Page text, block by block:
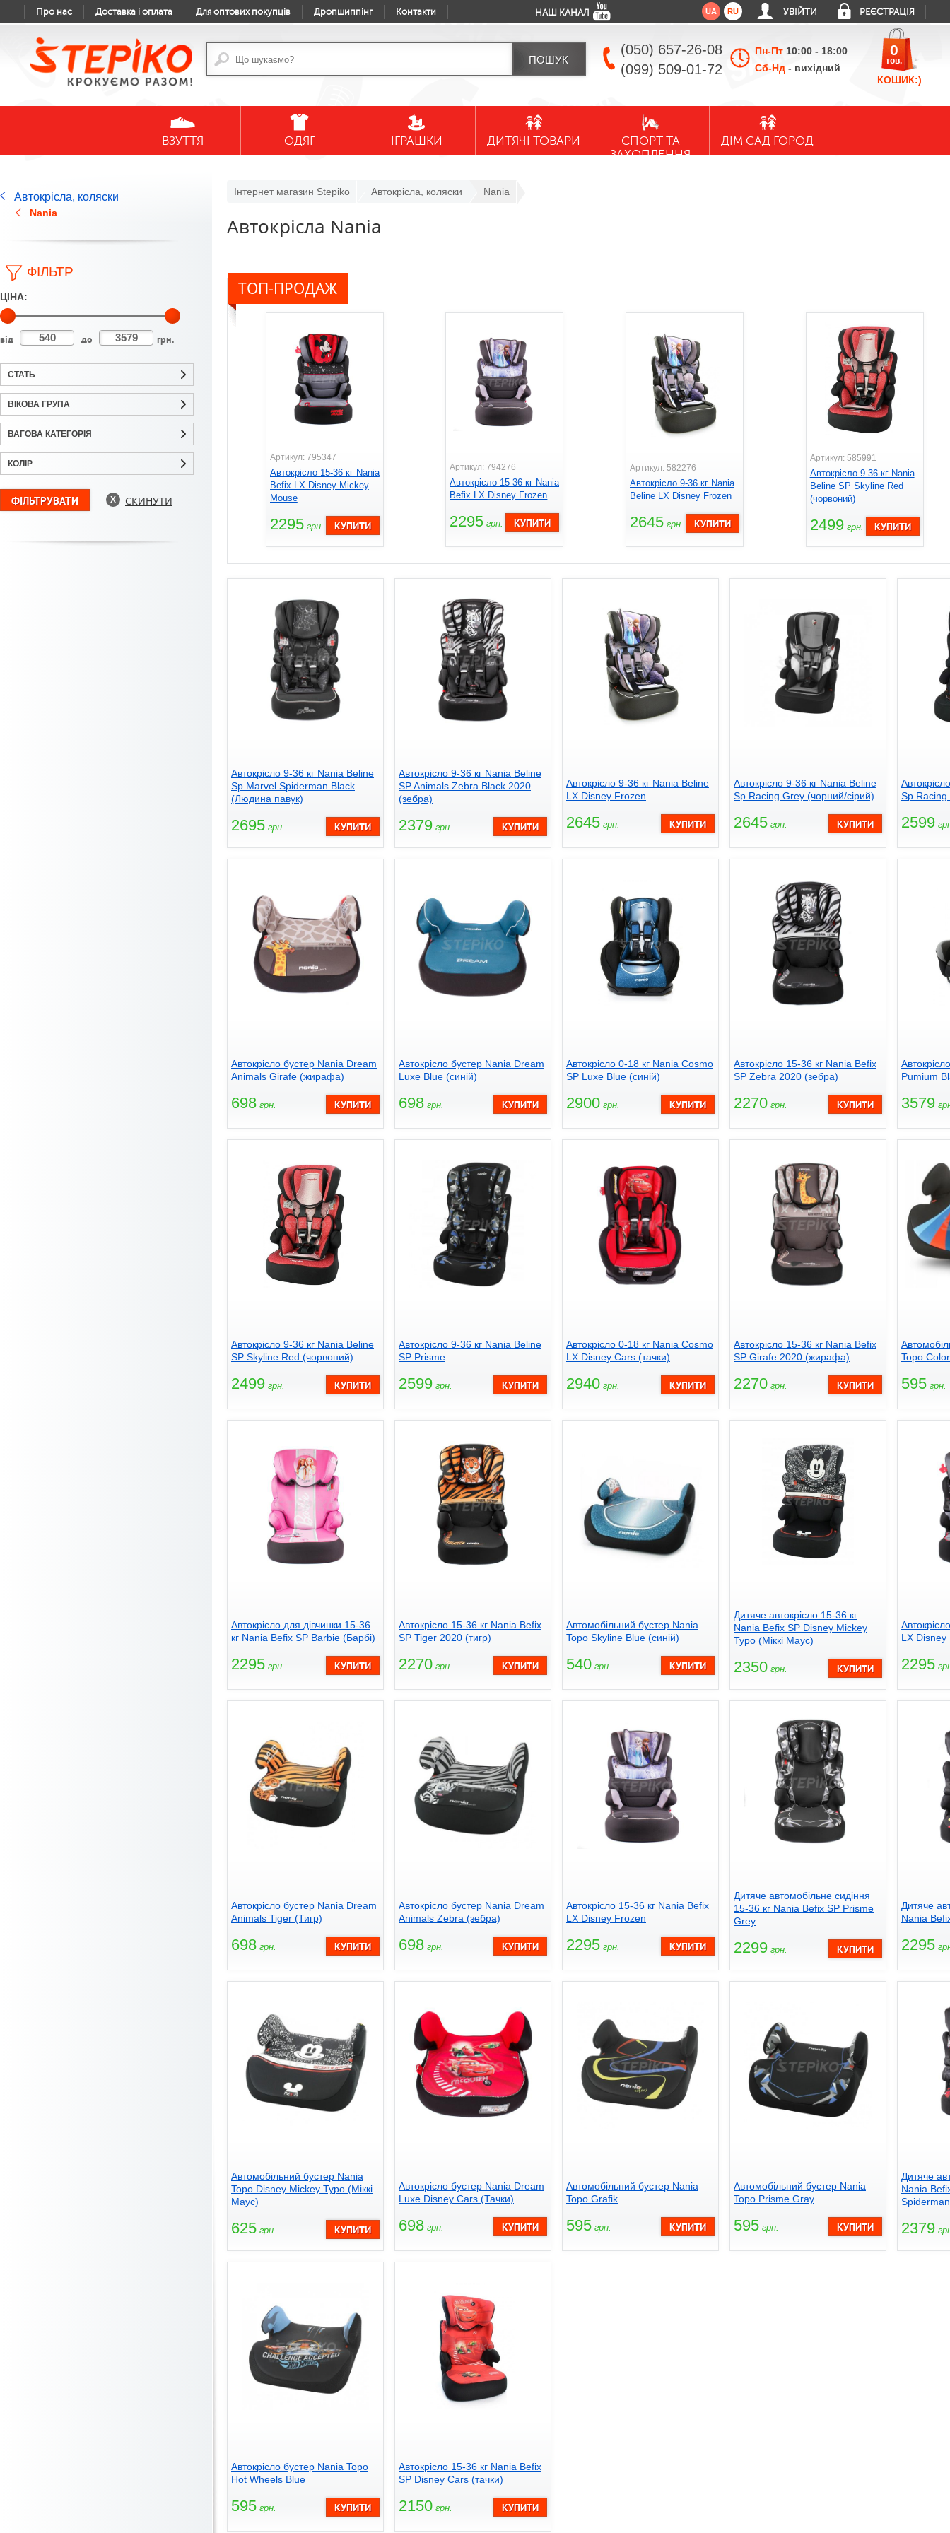
Про нас Доставка і оплата Для оптових покупців Дропшиппінг Контакти НАШ КАНАЛ UA RU УВІЙТИ РЕЄСТРАЦІЯ
(050) 657-26-08
(099) 509-01-72
Пн-Пт 10:00 - 18:00
Сб-Нд - вихідний
КОШИК:)
0
тов.
ВЗУТТЯ ОДЯГ ІГРАШКИ ДИТЯЧІ ТОВАРИ
СПОРТ ТА
ЗАХОПЛЕННЯ
ДІМ САД ГОРОД
Автокрісла, коляски
Nania
ФІЛЬТР
ЦІНА:
від до грн.
СТАТЬ
ВІКОВА ГРУПА
ВАГОВА КАТЕГОРІЯ
КОЛІР
СКИНУТИ
Інтернет магазин Stepiko Автокрісла, коляски Nania
Автокрісла Nania
ТОП-ПРОДАЖ
Артикул: 795347
Автокрісло 15-36 кг Nania
Befix LX Disney Mickey
Mouse
2295грн.
Артикул: 794276
Автокрісло 15-36 кг Nania
Befix LX Disney Frozen
2295 грн.
Артикул: 582276
Автокрісло 9-36 кг Nania
Beline LX Disney Frozen
2645грн.
Артикул: 585991
Автокрісло 9-36 кг Nania
Beline SP Skyline Red
(чорвоний)
2499грн.
Автокрісло 9-36 кг Nania Beline
Sp Marvel Spiderman Black
(Людина павук)
2695 грн.
Автокрісло 9-36 кг Nania Beline
SP Animals Zebra Black 2020
(зебра)
2379 грн.
Автокрісло 9-36 кг Nania Beline
LX Disney Frozen
2645 грн.
Автокрісло 9-36 кг Nania Beline
Sp Racing Grey (чорний/сірий)
2645 грн.
Sp Racing
2599
Автокрісло бустер Nania Dream
Animals Girafe (жирафа)
698 грн.
Автокрісло бустер Nania Dream
Luxe Blue (синій)
698 грн.
Автокрісло 0-18 кг Nania Cosmo
SP Luxe Blue (синій)
2900 грн.
Автокрісло 15-36 кг Nania Befix
SP Zebra 2020 (зебра)
2270 грн.
Pumium
3579
Автокрісло 9-36 кг Nania Beline
SP Skyline Red (чорвоний)
2499 грн.
Автокрісло 9-36 кг Nania Beline
SP Prisme
2599 грн.
Автокрісло 0-18 кг Nania Cosmo
LX Disney Cars (тачки)
2940 грн.
Автокрісло 15-36 кг Nania Befix
SP Girafe 2020 (жирафа)
2270 грн.
Topo
595 грн.
Автокрісло для дівчинки 15-36
кг Nania Befix SP Barbie (Барбі)
2295 грн.
Автокрісло 15-36 кг Nania Befix
SP Tiger 2020 (тигр)
2270 грн.
Автомобільний бустер Nania
Topo Skyline Blue (синій)
540 грн.
Дитяче автокрісло 15-36 кг
Nania Befix SP Disney Mickey
Typo (Міккі Маус)
2350 грн.
LX Disney
2295
Автокрісло бустер Nania Dream
Animals Tiger (Тигр)
698 грн.
Автокрісло бустер Nania Dream
Animals Zebra (зебра)
698 грн.
Автокрісло 15-36 кг Nania Befix
LX Disney Frozen
2295 грн.
Дитяче автомобільне сидіння
15-36 кг Nania Befix SP Prisme
Grey
2299 грн.
Дитяче
Nania
2295
Автомобільний бустер Nania
Topo Disney Mickey Typo (Міккі
Маус)
625 грн.
Автокрісло бустер Nania Dream
Luxe Disney Cars (Тачки)
698 грн.
Автомобільний бустер Nania
Topo Grafik
595 грн.
Автомобільний бустер Nania
Topo Prisme Gray
595 грн.
Дитяче
Nania
2379
Автокрісло бустер Nania Topo
Hot Wheels Blue
595 грн.
Автокрісло 15-36 кг Nania Befix
SP Disney Cars (тачки)
2150 грн.